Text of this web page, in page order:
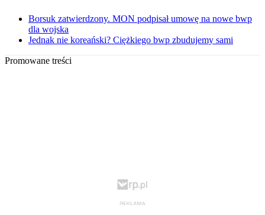
Borsuk zatwierdzony. MON podpisał umowę na nowe bwp
dla wojska
Jednak nie koreański? Ciężkiego bwp zbudujemy sami
Promowane treści